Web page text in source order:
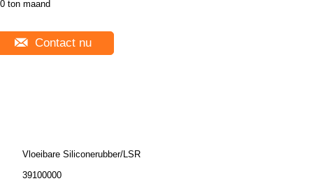
ton maand
Contact nu
Vloeibare Siliconerubber/LSR
39100000